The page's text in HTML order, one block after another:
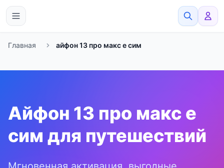
Главная айфон 13 про макс е сим
Айфон 13 про макс е
сим для путешествий